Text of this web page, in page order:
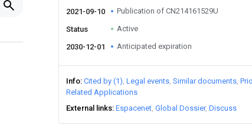
2021-09-10 Publication of CN214161529U
Status Active
2030-12-01 Anticipated expiration
Info Cited by (1) Legal events Similar documents
Related Applications
External links Espacenet Global Dossier Discuss